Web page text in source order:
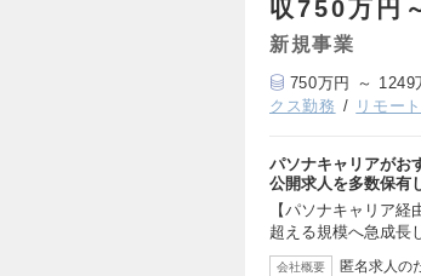
収750万円
新規事業
750万円 ～ 1249
クス勤務
リモー
パソナキャリアがお
公開求人を多数保有
【パソナキャリア
超える規模へ急成長
会社概要 匿名求人の